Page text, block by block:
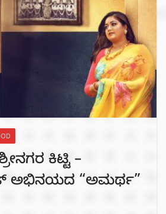
ಕಿಟ್ಟಿ –
ಅಭಿನಯದ “ಅಮರ್ಥ”